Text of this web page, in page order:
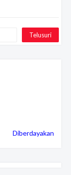
Diberdayakan